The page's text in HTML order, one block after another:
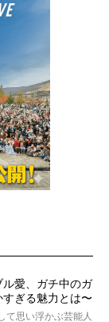
ル愛、ガチ中のガ
ぎる魅力とは〜
て思い浮かぶ芸能人